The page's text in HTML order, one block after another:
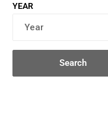
YEAR
Search